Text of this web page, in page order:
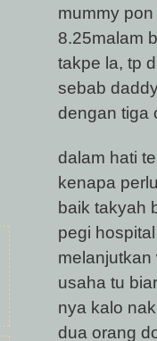
mummy
8.25malam
takpe la, tp
sebab
dengan tiga
dalam hati
kenapa
baik takyah
pegi
usaha tu
nya kalo
dua orang